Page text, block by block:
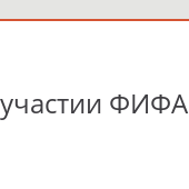
участии ФИФА